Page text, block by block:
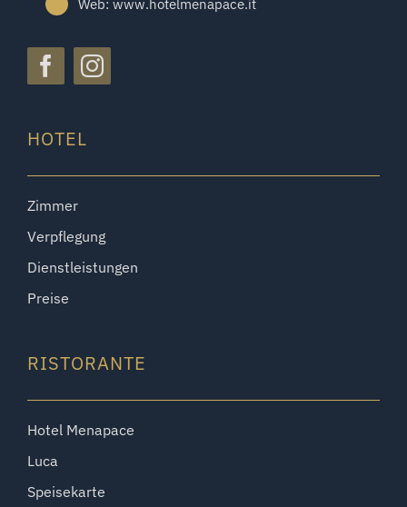
Web: www.hotelmenapace.it
HOTEL
Zimmer
Verpflegung
Dienstleistungen
Preise
RISTORANTE
Hotel Menapace
Luca
Speisekarte